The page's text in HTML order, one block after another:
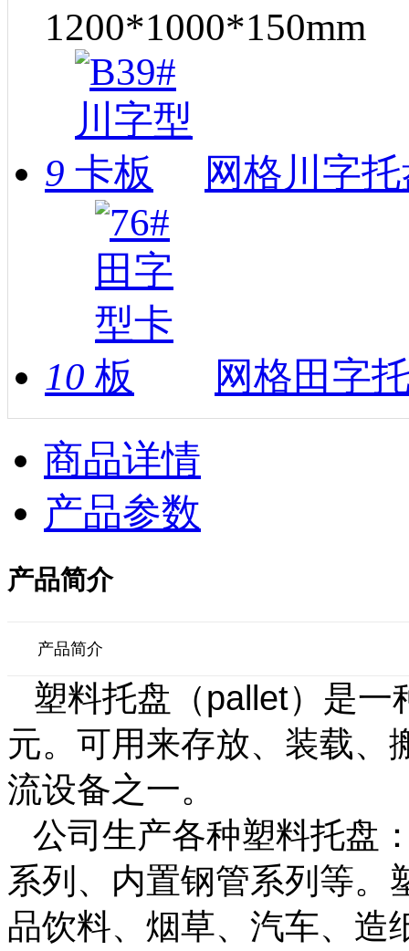
1200*1000*150mm
9 网格川字
10
网格田字
商品详情
产品参数
产品简介
产品简介
塑料托盘（pallet）是
元。可用来存放、装载、
流设备之一。
公司生产各种塑料托盘
系列、内置钢管系列等。
品饮料、烟草、汽车、造